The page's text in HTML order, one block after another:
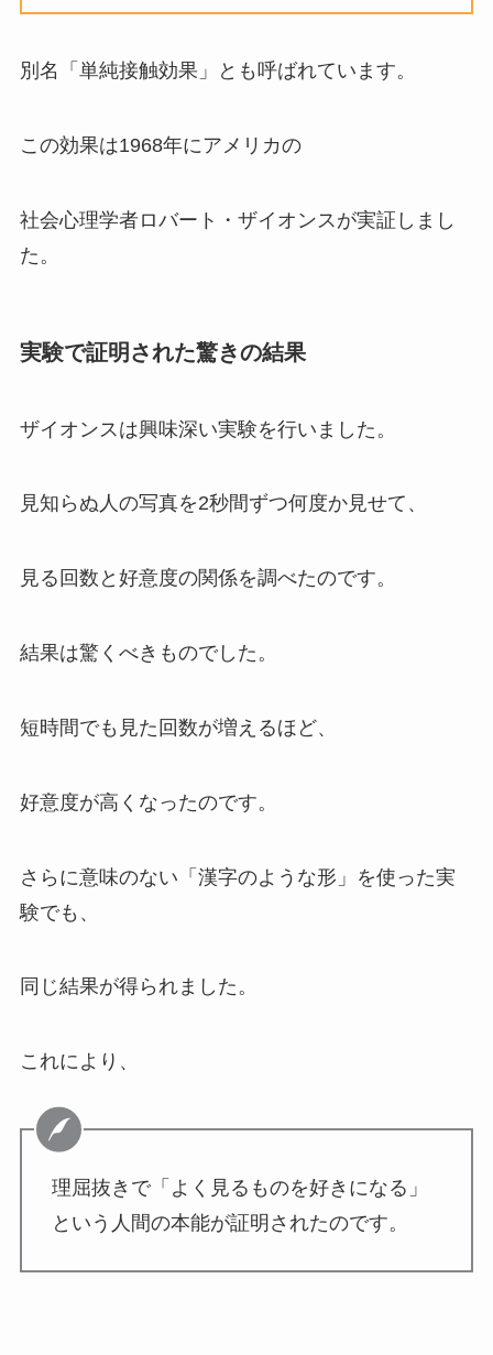
別名「単純接触効果」とも呼ばれています。
この効果は1968年にアメリカの
社会心理学者ロバート・ザイオンスが実証しまし
た。
実験で証明された驚きの結果
ザイオンスは興味深い実験を行いました。
見知らぬ人の写真を2秒間ずつ何度か見せて、
見る回数と好意度の関係を調べたのです。
結果は驚くべきものでした。
短時間でも見た回数が増えるほど、
好意度が高くなったのです。
さらに意味のない「漢字のような形」を使った実
験でも、
同じ結果が得られました。
これにより、
理屈抜きで「よく見るものを好きになる」
という人間の本能が証明されたのです。